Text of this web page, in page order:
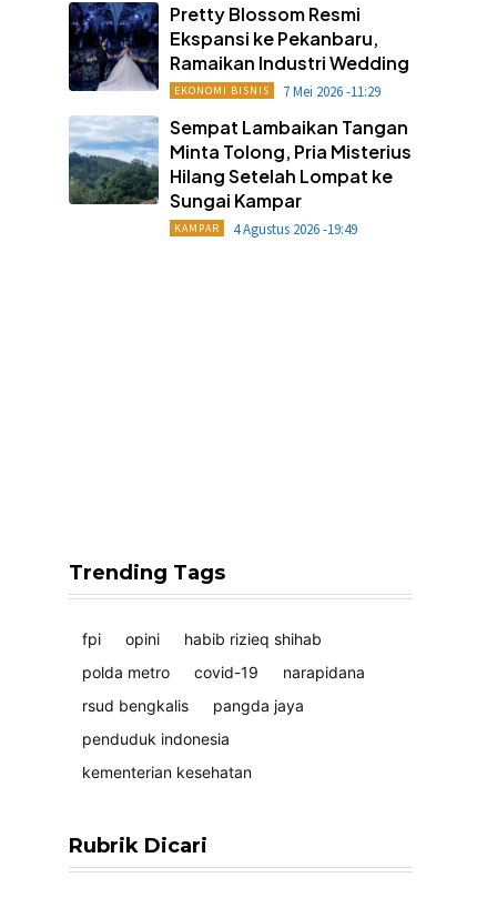
Pretty Blossom Resmi
Ekspansi ke Pekanbaru,
Ramaikan Industri Wedding
EKONOMI BISNIS 7 Mei 2026 -11:29
Sempat Lambaikan Tangan
Minta Tolong, Pria Misterius
Hilang Setelah Lompat ke
Sungai Kampar
KAMPAR 4 Agustus 2026 -19:49
Trending Tags
fpi opini
habib rizieq shihab
polda metro
covid-19
narapidana
rsud bengkalis
pangda jaya
penduduk indonesia
kementerian kesehatan
Rubrik Dicari